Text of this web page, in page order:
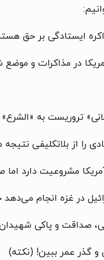
ایستادگی بر حق
در مذاکرات و
تروریست به
را از بلاتکلیفی
مشروعیت دارد
در غزه انجام
صداقت و پاکی
گذر عمر ببین! (نکته)